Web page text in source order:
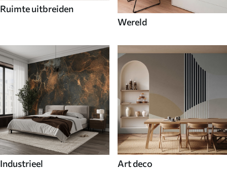
Ruimte uitbreiden
Wereld
Industrieel Art deco